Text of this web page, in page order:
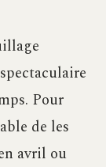
Pour
de les
avril ou